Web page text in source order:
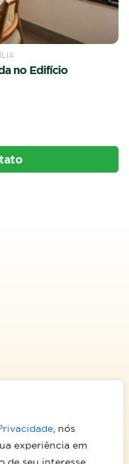
, nós
experiência em
no Edifício